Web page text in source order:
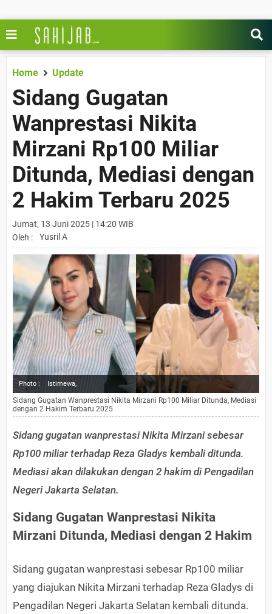
Home Update
Sidang Gugatan
Wanprestasi Nikita
Mirzani Rp100 Miliar
Ditunda, Mediasi dengan
2 Hakim Terbaru 2025
Jumat, 13 Juni 2025 | 14:20 WIB
Oleh :
Yusril A
Photo : Istimewa,
Sidang Gugatan Wanprestasi Nikita Mirzani Rp100 Miliar Ditunda, Mediasi
dengan 2 Hakim Terbaru 2025
Sidang gugatan wanprestasi Nikita Mirzani sebesar
Rp100 miliar terhadap Reza Gladys kembali ditunda.
Mediasi akan dilakukan dengan 2 hakim di Pengadilan
Negeri Jakarta Selatan.
Sidang Gugatan Wanprestasi Nikita
Mirzani Ditunda, Mediasi dengan 2 Hakim
Sidang gugatan wanprestasi sebesar Rp100 miliar
yang diajukan Nikita Mirzani terhadap Reza Gladys di
Pengadilan Negeri Jakarta Selatan kembali ditunda.